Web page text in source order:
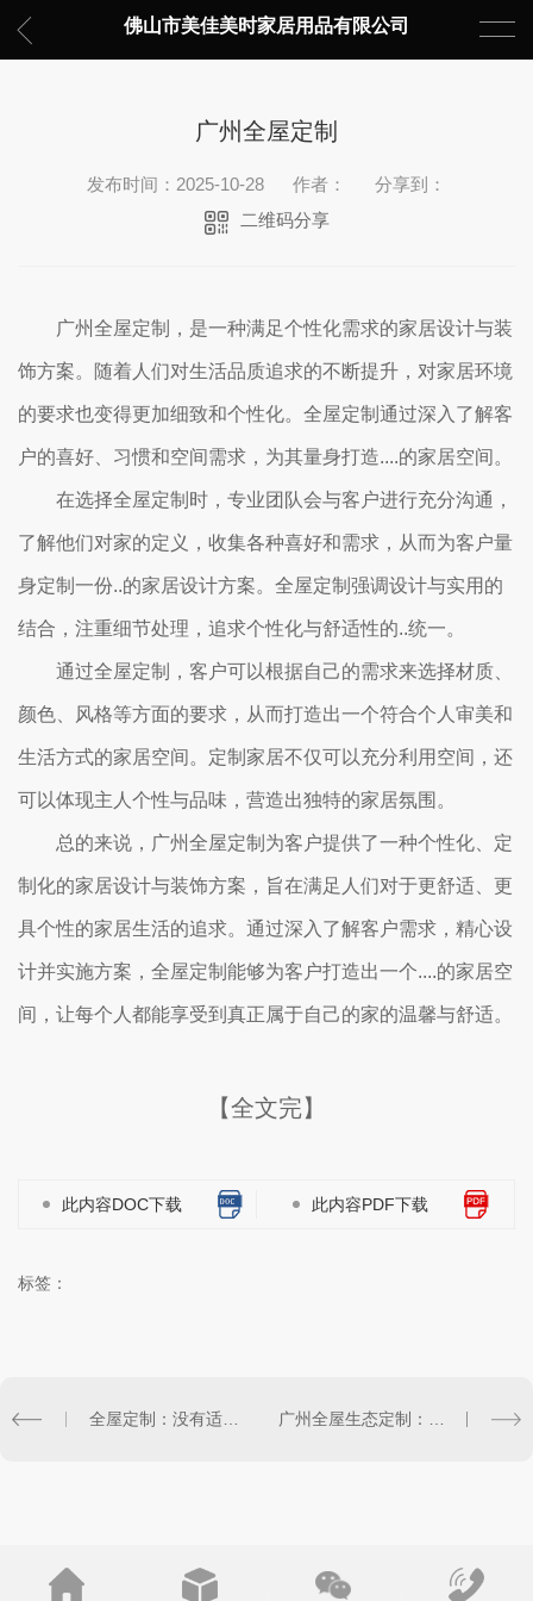
佛山市美佳美时家居用品有限公司
广州全屋定制
发布时间：2025-10-28 作者：
分享到：
二维码分享
广州全屋定制，是一种满足个性化需求的家居设计与装
饰方案。随着人们对生活品质追求的不断提升，对家居环境
的要求也变得更加细致和个性化。全屋定制通过深入了解客
户的喜好、习惯和空间需求，为其量身打造....的家居空间。
在选择全屋定制时，专业团队会与客户进行充分沟通，
了解他们对家的定义，收集各种喜好和需求，从而为客户量
身定制一份..的家居设计方案。全屋定制强调设计与实用的
结合，注重细节处理，追求个性化与舒适性的..统一。
通过全屋定制，客户可以根据自己的需求来选择材质、
颜色、风格等方面的要求，从而打造出一个符合个人审美和
生活方式的家居空间。定制家居不仅可以充分利用空间，还
可以体现主人个性与品味，营造出独特的家居氛围。
总的来说，广州全屋定制为客户提供了一种个性化、定
制化的家居设计与装饰方案，旨在满足人们对于更舒适、更
具个性的家居生活的追求。通过深入了解客户需求，精心设
计并实施方案，全屋定制能够为客户打造出一个....的家居空
间，让每个人都能享受到真正属于自己的家的温馨与舒适。
【全文完】
此内容DOC下载 此内容PDF下载
标签：